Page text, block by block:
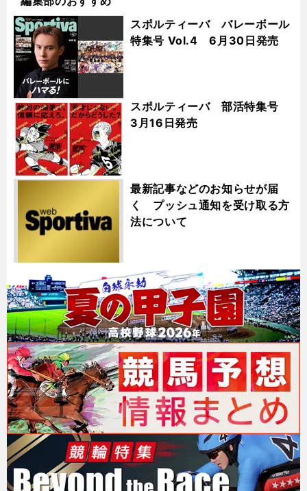
スポルティーバ バレーボール
特集号 Vol.4 6月30日発売
スポルティーバ 部活特集号
3月16日発売
最新記事などのお知らせが届
く プッシュ通知を受け取る方
法について